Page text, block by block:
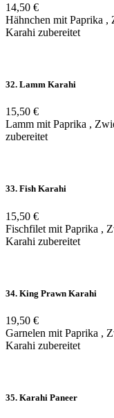
14,50 €
Hähnchen mit Paprika
Karahi zubereitet
32. Lamm Karahi
15,50 €
Lamm mit Paprika ,
zubereitet
33. Fish Karahi
15,50 €
Fischfilet mit Paprika ,
Karahi zubereitet
34. King Prawn Karahi
19,50 €
Garnelen mit Paprika ,
Karahi zubereitet
35. Karahi Paneer